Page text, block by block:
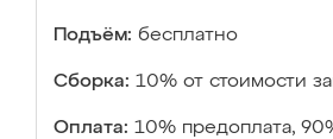
Подъём: бесплатно
Сборка: 10% от стоимости
Оплата: 10% предоплата,